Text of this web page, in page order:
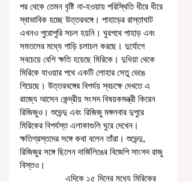
পর থেকে তেমন বৃষ্টি না-হওয়ায় পরিস্থিতি ধীরে ধীরে
স্বাভাবিক হচ্ছে উত্তরবঙ্গে। পাহাড়ের রাস্তাঘাট
এখনও পুরোপুরি সচল হয়নি। ঘুরপথে পাহাড় এবং
সমতলের মধ্যে গাড়ি চলাচল করছে। দুর্যোগে
সবচেয়ে বেশি ক্ষতি হয়েছে মিরিকে। দুধিয়া থেকে
মিরিকে যাওয়ার পথে একটি লোহার সেতু ভেঙে
গিয়েছে। উত্তরবঙ্গের বিপর্যয় স্বচক্ষে দেখতে এ
রাজ্যে আসেন কেন্দ্রীয় সংসদ বিষয়কমন্ত্রী কিরেন
রিজিজুও। শুভেন্দু এবং রিজিজু মঙ্গলবার দুপুরে
মিরিকের বিপর্যস্ত এলাকাগুলি ঘুরে দেখেন।
ক্ষতিগ্রস্তদের সঙ্গে কথা বলেন তাঁরা। শুভেন্দু,
রিজিজুর সঙ্গে ছিলেন দার্জিলিঙের বিজেপি সাংসদ রাজু
বিস্তও।